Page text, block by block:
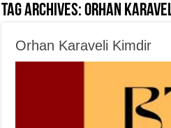
Tag Archives:Orhan
Orhan Karaveli Kimdir